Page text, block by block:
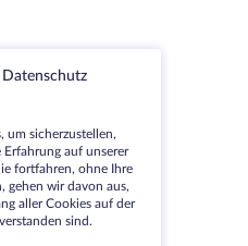
um sicherzustellen,
Erfahrung auf unserer
fortfahren, ohne Ihre
gehen wir davon aus,
aller Cookies auf der
sind.